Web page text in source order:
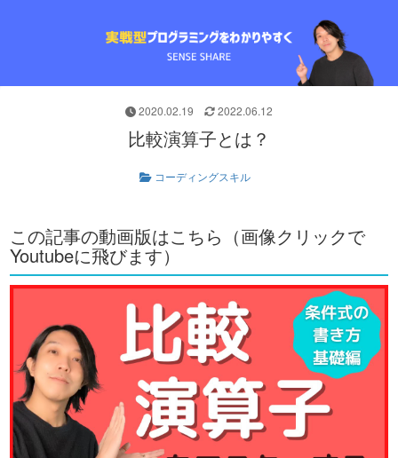
2020.02.19 2022.06.12
比較演算子とは？
コーディングスキル
この記事の動画版はこちら（画像クリックで
Youtubeに飛びます）